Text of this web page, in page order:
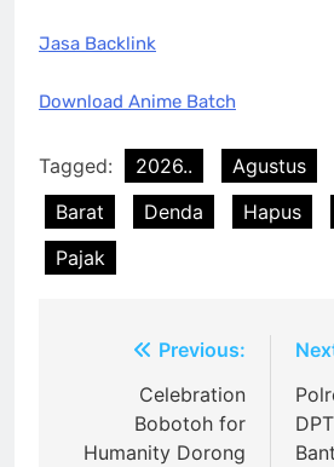
Jasa Backlink
Download Anime Batch
Tagged: 2026.. Agustus
Barat
Denda Hapus
Pajak
navigation
Previous:
Celebration
Bobotoh for
Humanity Dorong